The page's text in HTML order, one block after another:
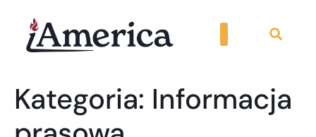
Kategoria: Informacja